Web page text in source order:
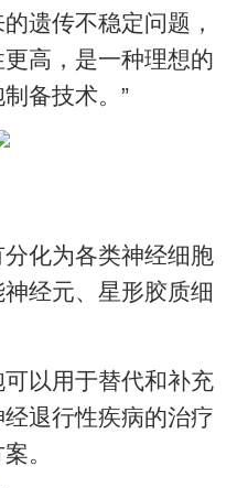
遗传不稳定问题，
高，是一种理想的
备技术。”
化为各类神经细胞
经元、星形胶质细
以用于替代和补充
退行性疾病的治疗
。